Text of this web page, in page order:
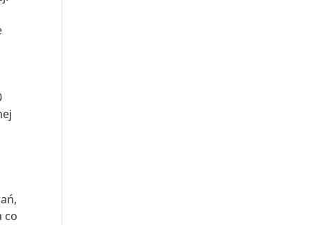
co